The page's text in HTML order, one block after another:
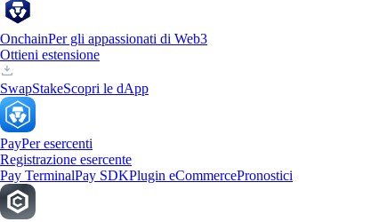
OnchainPer gli appassionati di Web3
Ottieni estensione
SwapStakeScopri le dApp
PayPer esercenti
Registrazione esercente
Pay TerminalPay SDKPlugin eCommercePronostici